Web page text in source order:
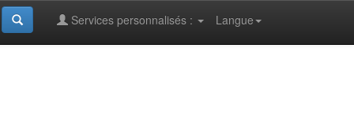
Langue
Services personnalisés :